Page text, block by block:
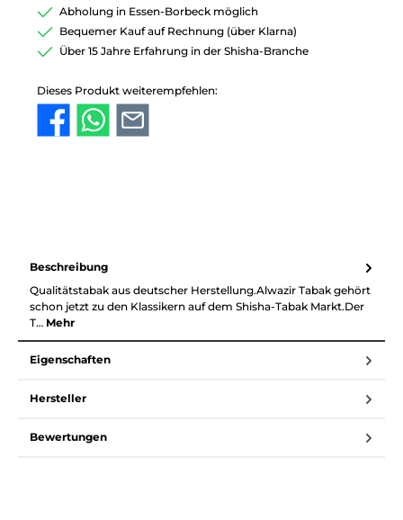
Abholung in Essen-Borbeck möglich
Bequemer Kauf auf Rechnung (über Klarna)
Über 15 Jahre Erfahrung in der Shisha-Branche
Dieses Produkt weiterempfehlen:
Beschreibung
Qualitätstabak aus deutscher Herstellung.Alwazir Tabak gehört
schon jetzt zu den Klassikern auf dem Shisha-Tabak Markt.Der
T… Mehr
Eigenschaften
Hersteller
Bewertungen